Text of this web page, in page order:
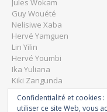
Jules Wokam
Guy Wouété
Nelisiwe Xaba
Hervé Yamguen
Lin Yilin
Hervé Youmbi
Ika Yuliana
Kiki Zangunda
Dominique Zinkpé
Confidentialité et cookies :
utiliser ce site Web, vous